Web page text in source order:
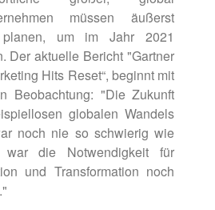
müssen äußerst
planen, um im Jahr 2021
Der aktuelle Bericht "Gartner
Hits Reset“, beginnt mit
Beobachtung: "Die Zukunft
globalen Wandels
noch nie so schwierig wie
war die Notwendigkeit für
und Transformation noch